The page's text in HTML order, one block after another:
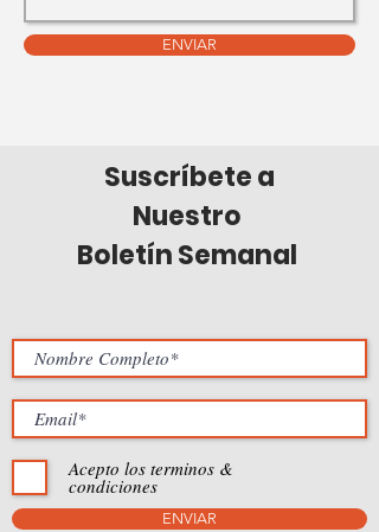
ENVIAR
Suscríbete a
Nuestro
Boletín Semanal
Acepto los terminos &
condiciones
ENVIAR